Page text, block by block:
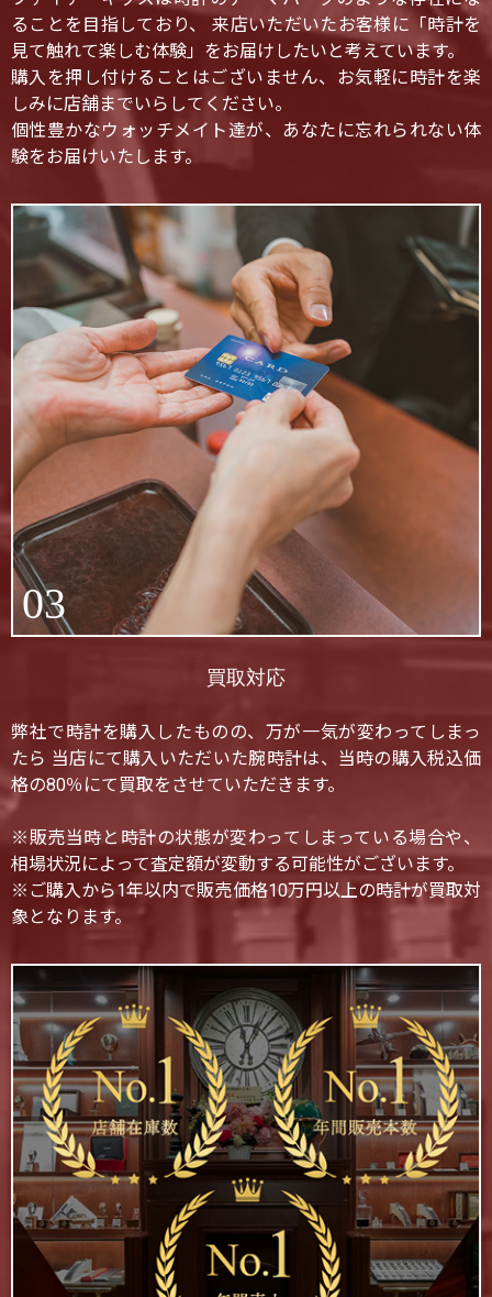
ることを目指しており、 来店いただいたお客様に「時計を
見て触れて楽しむ体験」をお届けしたいと考えています。
購入を押し付けることはございません、お気軽に時計を楽
しみに店舗までいらしてください。
個性豊かなウォッチメイト達が、あなたに忘れられない体
験をお届けいたします。
03
買取対応
弊社で時計を購入したものの、万が一気が変わってしまっ
たら 当店にて購入いただいた腕時計は、当時の購入税込価
格の80％にて買取をさせていただきます。
※販売当時と時計の状態が変わってしまっている場合や、
相場状況によって査定額が変動する可能性がございます。
※ご購入から1年以内で販売価格10万円以上の時計が買取対
象となります。